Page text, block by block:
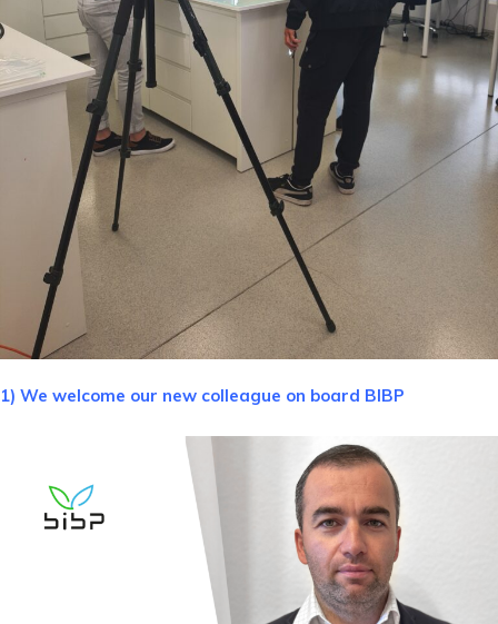
1) We welcome our new colleague on board BIBP